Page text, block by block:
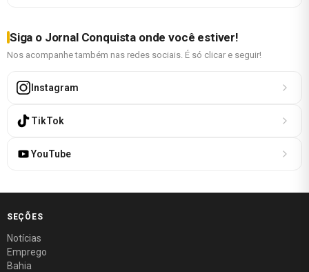
Siga o Jornal Conquista onde você estiver!
Nos acompanhe também nas redes sociais. É só clicar e seguir!
Instagram
TikTok
YouTube
SEÇÕES
Notícias
Emprego
Bahia